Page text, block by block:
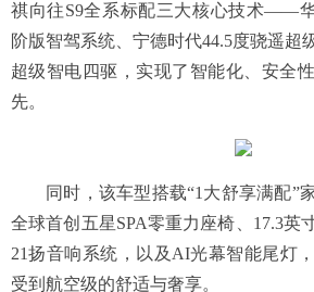
祺向往S9全系标配三大核心技术——
阶版智驾系统、宁德时代44.5度骁遥超
超级智电四驱，实现了智能化、安全
先。
同时，该车型搭载“1大舒享满配”
全球首创五星SPA零重力座椅、17.3英
21扬音响系统，以及AI光幕智能尾灯
受到航空级的舒适与奢享。